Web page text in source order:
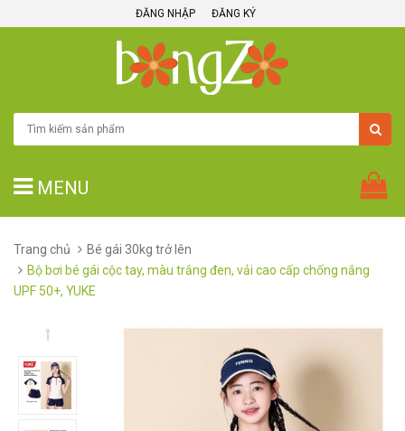
ĐĂNG NHẬP ĐĂNG KÝ
MENU
Trang chủ
Bé gái 30kg trở lên
Bộ bơi bé gái cộc tay, màu trắng đen, vải cao cấp chống nắng
UPF 50+, YUKE